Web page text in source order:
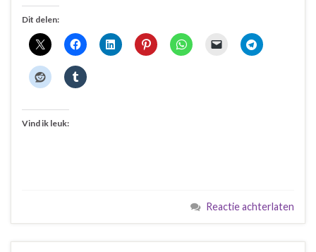
Dit delen:
Vind ik leuk:
Reactie achterlaten